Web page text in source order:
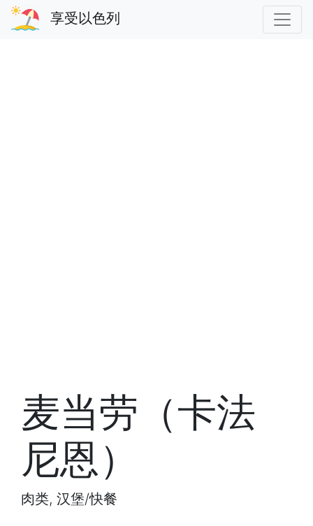
享受以色列
麦当劳（卡法
尼恩）
肉类, 汉堡/快餐